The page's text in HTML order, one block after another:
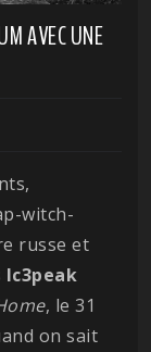
AVEC UNE
witch-
russe et
Ic3peak
, le 31
on sait